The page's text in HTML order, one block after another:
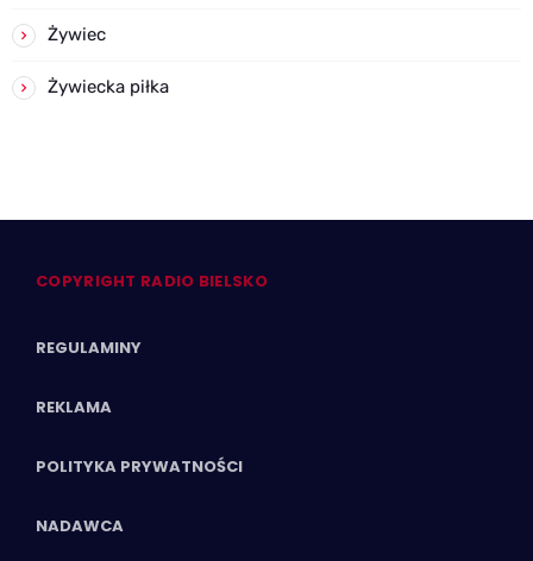
Żywiec
Żywiecka piłka
COPYRIGHT RADIO BIELSKO
REGULAMINY
REKLAMA
POLITYKA PRYWATNOŚCI
NADAWCA